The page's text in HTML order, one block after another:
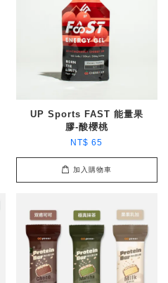
UP Sports FAST 能量果
膠-酸櫻桃
NT$ 65
加入購物車